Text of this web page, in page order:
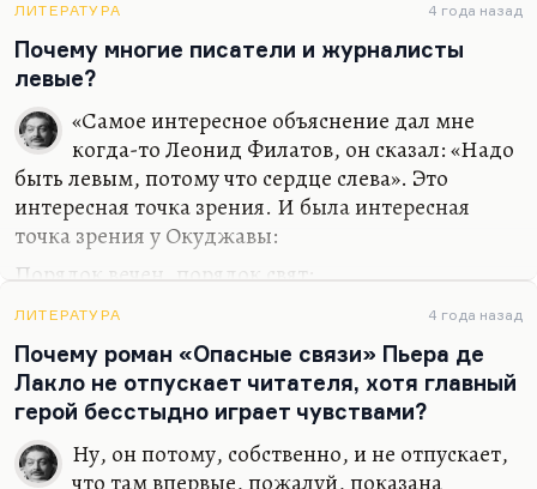
приводят к появлению хорошей литературы. Как
раз, по-моему, то, что писала Айн Рэнд — это
очень плохая беллетристика. Если художник не
сочувствует малым сим (или большим сим, или
бедным, или вообще не сочувствует человеку,
потому что участь человека трагична), то, по-
моему, грош цена такому художнику.
ЛИТЕРАТУРА 4 года назад
Почему многие писатели и журналисты
левые?
«Самое интересное объяснение дал мне
когда-то Леонид Филатов, он сказал: «Надо
быть левым, потому что сердце слева». Это
интересная точка зрения. И была интересная
точка зрения у Окуджавы:
Порядок вечен, порядок свят:
Те, что справа стоят, стоят,
Держаться левой стороны!
Знаете, как знаменитая надпись на метро
«Арбатская». Держаться левой стороны — это не
значит быть обязательно таким классическим
ЛИТЕРАТУРА 4 года назад
Почему роман «Опасные связи» Пьера де
Лакло не отпускает читателя, хотя главный
герой бесстыдно играет чувствами?
Ну, он потому, собственно, и не отпускает,
что там впервые, пожалуй, показана